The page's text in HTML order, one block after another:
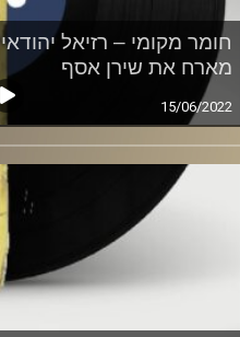
חומר מקומי – רזיאל יהודאי
מארח את שירן אסף
15/06/2022